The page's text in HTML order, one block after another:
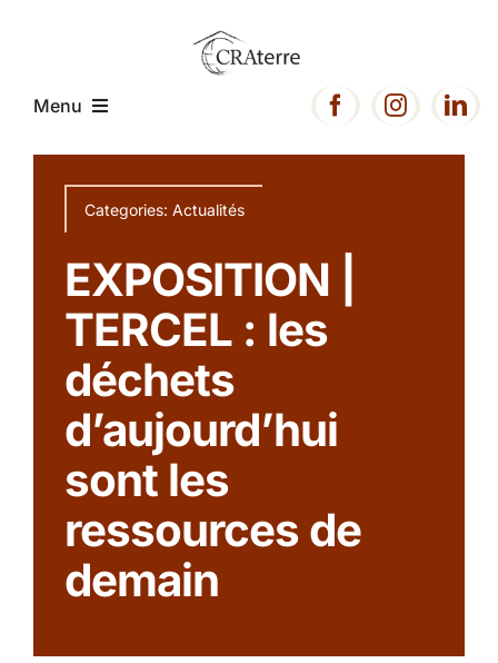
Menu
Accueil
Présentation
Expertise
Ressources
Partenariats
Categories: Actualités
EXPOSITION |
TERCEL : les
déchets
d’aujourd’hui
sont les
ressources de
demain